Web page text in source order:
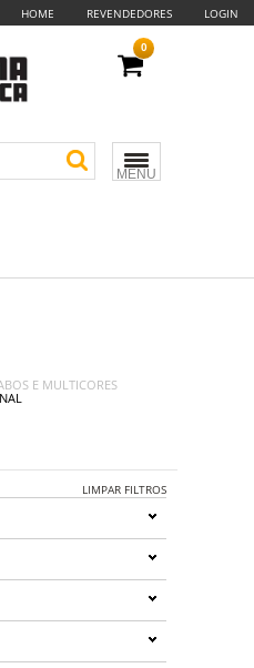
HOME REVENDEDORES LOGIN
MENU
0
E MULTICORES
LIMPAR FILTROS